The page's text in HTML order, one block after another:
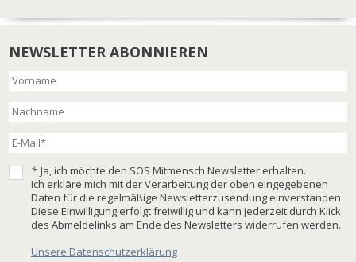
NEWSLETTER ABONNIEREN
* Ja, ich möchte den SOS Mitmensch Newsletter erhalten.
Ich erkläre mich mit der Verarbeitung der oben eingegebenen
Daten für die regelmäßige Newsletterzusendung einverstanden.
Diese Einwilligung erfolgt freiwillig und kann jederzeit durch Klick
des Abmeldelinks am Ende des Newsletters widerrufen werden.
Unsere Datenschutzerklärung